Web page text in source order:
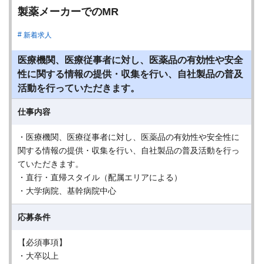
製薬メーカーでのMR
新着求人
医療機関、医療従事者に対し、医薬品の有効性や安全
性に関する情報の提供・収集を行い、自社製品の普及
活動を行っていただきます。
仕事内容
・医療機関、医療従事者に対し、医薬品の有効性や安全性に
関する情報の提供・収集を行い、自社製品の普及活動を行っ
ていただきます。
・直行・直帰スタイル（配属エリアによる）
・大学病院、基幹病院中心
応募条件
【必須事項】
・大卒以上